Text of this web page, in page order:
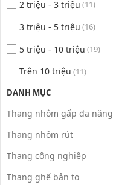
2 triệu - 3 triệu (11)
3 triệu - 5 triệu (16)
5 triệu - 10 triệu (19)
Trên 10 triệu (11)
DANH MỤC
Thang nhôm gấp đa năng
Thang nhôm rút
Thang công nghiệp
Thang ghế bản to